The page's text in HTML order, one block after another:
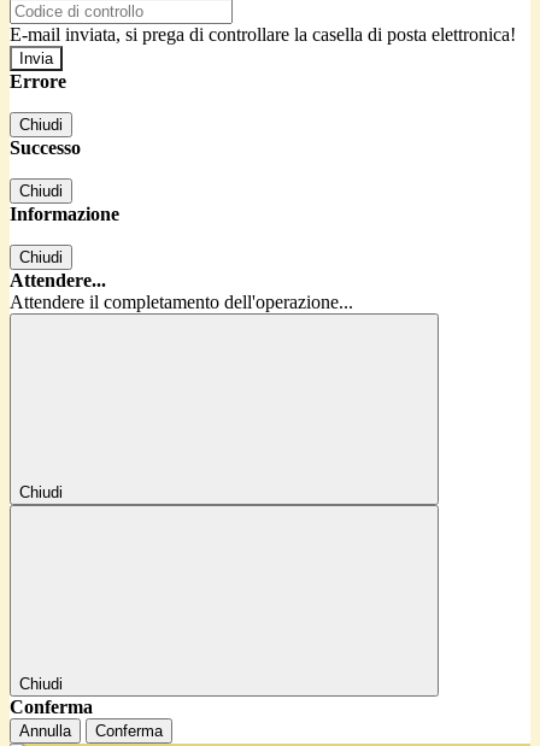
E-mail inviata, si prega di controllare la casella di posta elettronica!
Errore
Chiudi
Successo
Chiudi
Informazione
Chiudi
Attendere...
Attendere il completamento dell'operazione...
Chiudi
Chiudi
Conferma
Annulla Conferma